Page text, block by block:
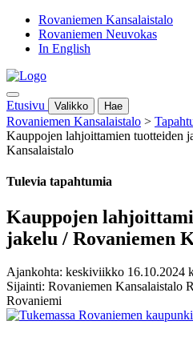
Rovaniemen Kansalaistalo
Rovaniemen Neuvokas
In English
Etusivu Valikko Hae
Rovaniemen Kansalaistalo >
Kauppojen lahjoittamien tuotteiden
Kansalaistalo
Tulevia tapahtumia
Kauppojen
jakelu / Rovaniemen
Ajankohta: keskiviikko 16.10.2024
Sijainti: Rovaniemen Kansalaistalo
Rovaniemi